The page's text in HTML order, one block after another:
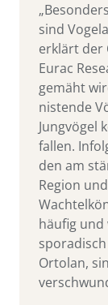
sind
erklärt der
Eurac
gemäht
nistende
Jungvögel
fallen.
den am
Region
häufig
Ortolan,